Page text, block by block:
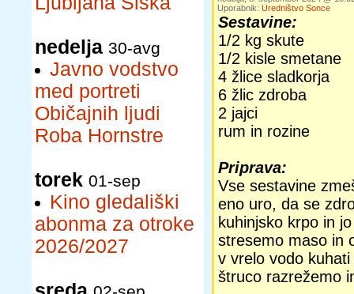
nedelja 30-avg
Javno vodstvo
med portreti
Običajnih ljudi
Roba Hornstre
torek 01-sep
Kino gledališki
abonma za otroke
2026/2027
Uporabnik: Uredništvo Sonce
Sestavine:
1/2 kg skute
1/2 kisle smetane
4 žlice sladkorja
6 žlic zdroba
2 jajci
rum in rozine
Priprava:
Vse sestavine
eno uro, da se
kuhinjsko krpo in
stresemo maso in
v vrelo vodo
štruco razrežemo